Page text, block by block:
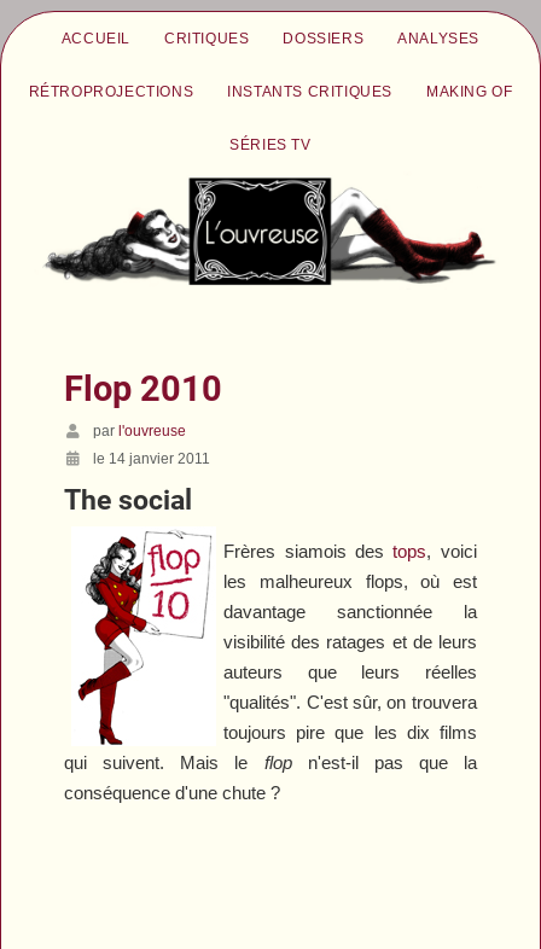
ACCUEIL CRITIQUES DOSSIERS ANALYSES
RÉTROPROJECTIONS INSTANTS CRITIQUES MAKING OF
SÉRIES TV
Flop 2010
parl'ouvreuse
le 14 janvier 2011
The social
Frères siamois destops, voici
les malheureux flops, où est
davantage sanctionnée la
visibilité des ratages et de leurs
auteurs que leurs réelles
"qualités". C'est sûr, on trouvera
toujours pire que les dix films
qui suivent. Mais le flopn'est-il pas que la
conséquence d'une chute ?